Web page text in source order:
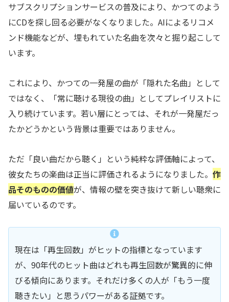
サブスクリプションサービスの普及により、かつてのよう
にCDを探し回る必要がなくなりました。AIによるリコメ
ンド機能などが、埋もれていた名曲を次々と掘り起こして
います。
これにより、かつての一発屋の曲が「隠れた名曲」として
ではなく、「常に聴ける現役の曲」としてプレイリストに
入り続けています。若い層にとっては、それが一発屋だっ
たかどうかという背景は重要ではありません。
ただ「良い曲だから聴く」という純粋な評価軸によって、
彼女たちの楽曲は正当に評価されるようになりました。 作
品そのものの価値が、情報の壁を突き抜けて新しい聴衆に
届いているのです。
現在は「再生回数」がヒットの指標となっています
が、90年代のヒット曲はどれも再生回数が驚異的に伸
びる傾向にあります。それだけ多くの人が「もう一度
聴きたい」と思うパワーがある証拠です。